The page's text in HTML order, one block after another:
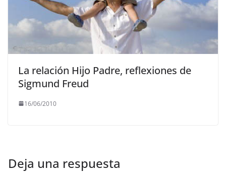
La relación Hijo Padre, reflexiones de
Sigmund Freud
16/06/2010
Deja una respuesta